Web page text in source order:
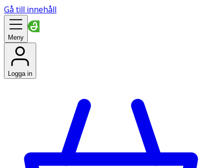
Gå till innehåll
Meny
Logga in